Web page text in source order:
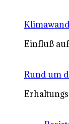
Einfluß
Rund um